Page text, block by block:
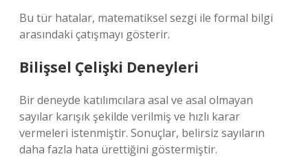
Bu tür hatalar, matematiksel sezgi ile formal bilgi
arasındaki çatışmayı gösterir.
Bilişsel Çelişki Deneyleri
Bir deneyde katılımcılara asal ve asal olmayan
sayılar karışık şekilde verilmiş ve hızlı karar
vermeleri istenmiştir. Sonuçlar, belirsiz sayıların
daha fazla hata ürettiğini göstermiştir.